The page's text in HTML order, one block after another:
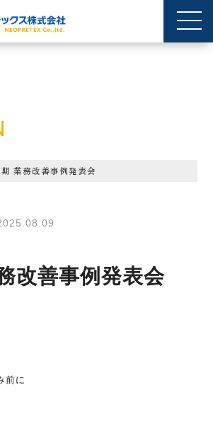
期 業務改善事例発表会
改善事例発表会
前に